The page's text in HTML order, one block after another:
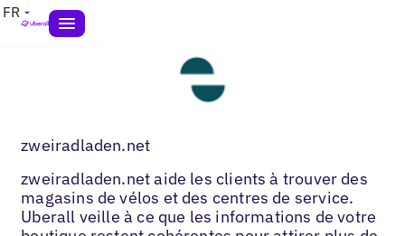
FR
zweiradladen.net
zweiradladen.net aide les clients à trouver des
magasins de vélos et des centres de service.
Uberall veille à ce que les informations de votre